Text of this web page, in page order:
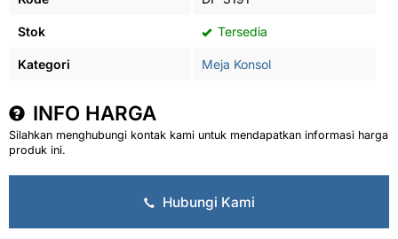
Stok Tersedia
Kategori Meja Konsol
INFO HARGA
Silahkan menghubungi kontak kami untuk mendapatkan informasi harga
produk ini.
Hubungi Kami